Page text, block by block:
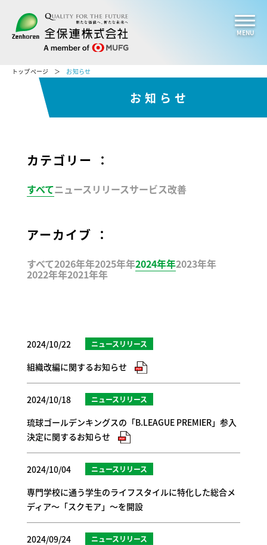
MENU
トップページ お知らせ
お知らせ
カテゴリー ：
すべてニュースリリースサービス改善
アーカイブ ：
すべて2026年年2025年年2024年年2023年年
2022年年2021年年
2024/10/22 ニュースリリース
組織改編に関するお知らせ
2024/10/18 ニュースリリース
琉球ゴールデンキングスの「B.LEAGUE PREMIER」参入
決定に関するお知らせ
2024/10/04 ニュースリリース
専門学校に通う学生のライフスタイルに特化した総合メ
ディア～「スクモア」～を開設
2024/09/24 ニュースリリース